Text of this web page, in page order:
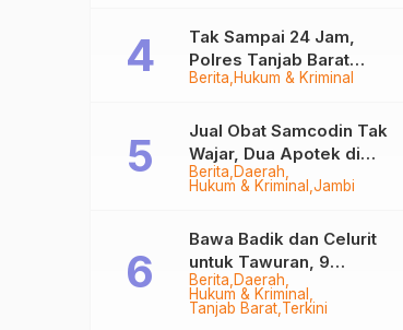
Berita Hukum & Kriminal
Tak Sampai 24 Jam,
Polres Tanjab Barat
Ringkus Komplotan
Tungkal
Berita Daerah
Hukum & Kriminal Jambi
Jual Obat Samcodin Tak
Wajar, Dua Apotek di
Tanjab Barat Disegel
Berita Daerah
Hukum & Kriminal
Tanjab Barat Terkini
Bawa Badik dan Celurit
untuk Tawuran, 9
Anggota Geng Motor di
Tanjab Barat Diringkus